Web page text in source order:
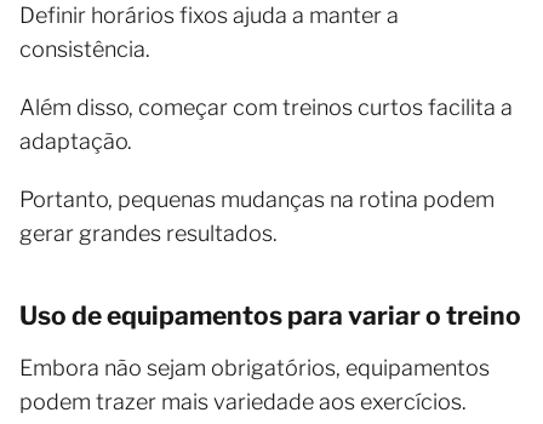
Definir horários fixos ajuda a manter a
consistência.
Além disso, começar com treinos curtos facilita a
adaptação.
Portanto, pequenas mudanças na rotina podem
gerar grandes resultados.
Uso de equipamentos para variar o treino
Embora não sejam obrigatórios, equipamentos
podem trazer mais variedade aos exercícios.